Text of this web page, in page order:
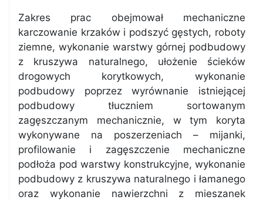
Zakres prac obejmował mechaniczne
karczowanie krzaków i podszyć gęstych, roboty
ziemne, wykonanie warstwy górnej podbudowy
z kruszywa naturalnego, ułożenie ścieków
drogowych korytkowych, wykonanie
podbudowy poprzez wyrównanie istniejącej
podbudowy tłuczniem sortowanym
zagęszczanym mechanicznie, w tym koryta
wykonywane na poszerzeniach – mijanki,
profilowanie i zagęszczenie mechaniczne
podłoża pod warstwy konstrukcyjne, wykonanie
podbudowy z kruszywa naturalnego i łamanego
oraz wykonanie nawierzchni z mieszanek